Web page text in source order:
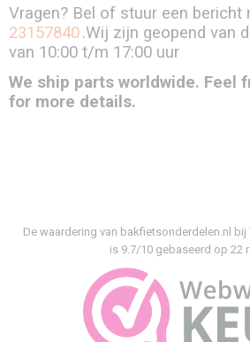
Vragen? Bel of stuur een bericht
23157840.Wij zijn geopend van
van 10:00 t/m 17:00 uur
We ship parts worldwide. Feel
for more details.
De waardering van bakfietsonderdelen.nl bij
is 9.7/10 gebaseerd op 22